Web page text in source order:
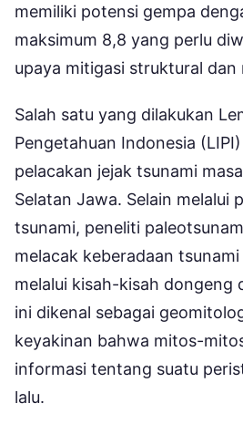
memiliki potensi gempa
maksimum 8,8 yang perlu
upaya mitigasi struktural
Salah satu yang dilakukan
Pengetahuan Indonesia
pelacakan jejak tsunami
Selatan Jawa. Selain melalui
tsunami, peneliti
melacak keberadaan tsunami
melalui kisah-kisah dongeng
ini dikenal sebagai
keyakinan bahwa mitos-
informasi tentang suatu
lalu.